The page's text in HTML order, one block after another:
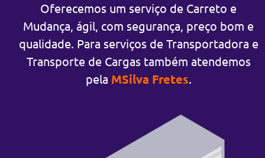
Oferecemos um serviço de Carreto e
Mudança, ágil, com segurança, preço bom e
qualidade. Para serviços de Transportadora e
Transporte de Cargas também atendemos
pela MSilva Fretes.